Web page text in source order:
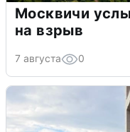
Москвичи
на взрыв
7 августа 0